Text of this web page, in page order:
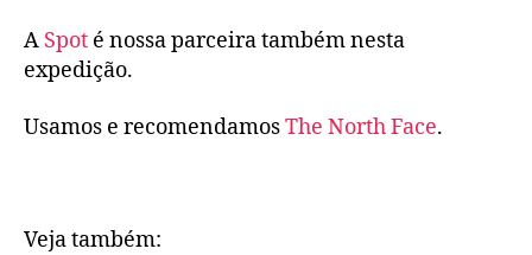
A Spot é nossa parceira também nesta
expedição.
Usamos e recomendamosThe North Face.
Veja também: